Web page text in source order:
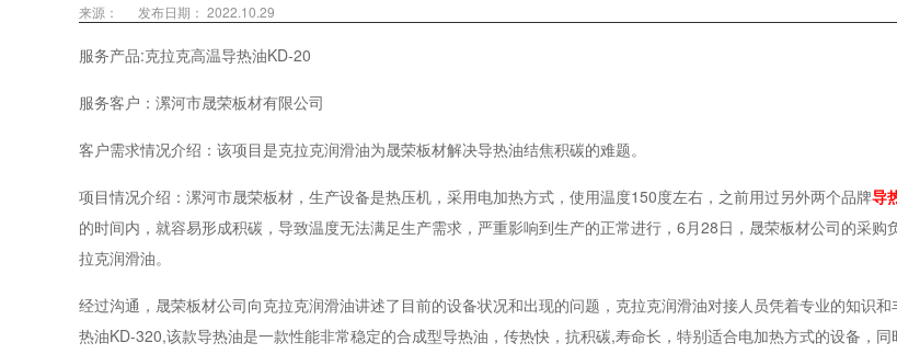
来源： 发布日期： 2022.10.29
服务产品:克拉克高温导热油KD-20
服务客户：漯河市晟荣板材有限公司
客户需求情况介绍：该项目是克拉克润滑油为晟荣板材解决导热油结焦积碳的难题。
项目情况介绍： 漯河市晟荣板材，生产设备是热压机，采用电加热方式，使用温度150度左右，之前用过另外两个品牌导
的时间内，就容易形成积碳，导致温度无法满足生产需求，严重影响到生产的正常进行，6月28日，晟荣板材公司的采购
拉克润滑油。
经过沟通，晟荣板材公司向克拉克润滑油讲述了目前的设备状况和出现的问题，克拉克润滑油对接人员凭着专业的知识
热油KD-320,该款导热油是一款性能非常稳定的合成型导热油，传热快，抗积碳,寿命长，特别适合电加热方式的设备，